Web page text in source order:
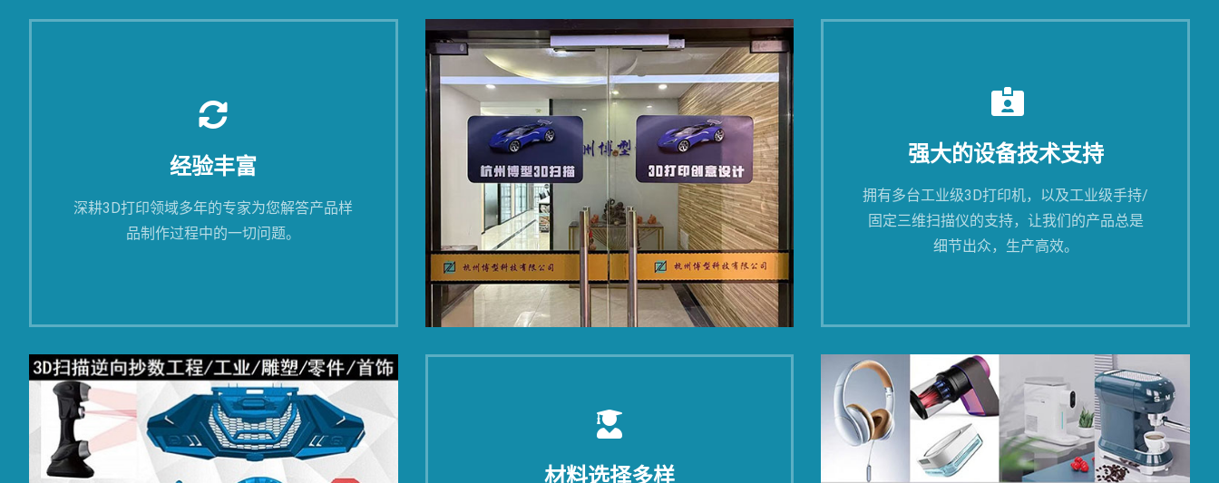
经验丰富
深耕3D打印领域多年的专家为您解答产品样
品制作过程中的一切问题。
强大的设备技术支持
拥有多台工业级3D打印机，以及工业级手持/
固定三维扫描仪的支持，让我们的产品总是
细节出众，生产高效。
材料选择多样